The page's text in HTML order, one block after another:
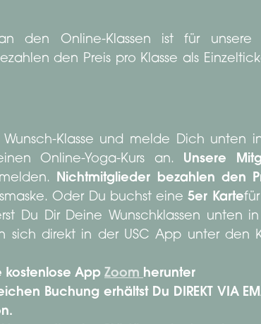
den Online-Klassen ist für
den Preis pro Klasse als
Klasse und melde Dich unten
Online-Yoga-Kurs an. Unsere
Nichtmitglieder bezahlen den
Oder Du buchst eine5er Karte
Du Dir Deine Wunschklassen unten
sich direkt in der USC App unter den
kostenlose App Zoom herunter
Buchung erhältst Du DIREKT VIA